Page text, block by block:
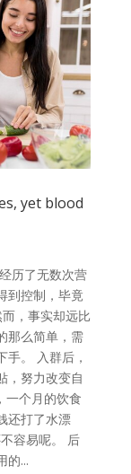
yet blood
历了无数次营
到控制，毕竟
，事实却远比
那么简单，需
。 入群后，
，努力改变自
一个月的饮食
还打了水漂
容易呢。 后
的...